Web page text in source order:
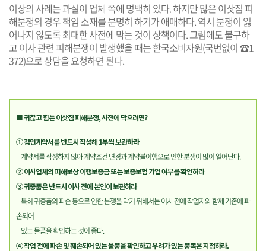
이상의 사례는 과실이 업체 쪽에 명백히 있다. 하지만 많은 이삿짐 피
해분쟁의 경우 책임 소재를 분명히 하기가 애매하다. 역시 분쟁이 잃
어나지 않도록 최대한 사전에 막는 것이 상책이다. 그럼에도 불구하
고 이사 관련 피해분쟁이 발생했을 때는 한국소비자원(국번없이 ☎1
372)으로 상담을 요청하면 된다.
■ 귀찮고 힘든 이삿짐 피해분쟁, 사전에 막으려면?
① 검인계약서를 반드시 작성해 1부씩 보관하라
계약서를 작성하지 않아 계약조건 변경과 계약불이행으로 인한 분쟁이 많이 일어난다.
② 이사업체의 피해보상 이행보증금 또는 보증보험 가입 여부를 확인하라
③ 귀중품은 반드시 이사 전에 본인이 보관하라
특히 귀중품의 파손 등으로 인한 분쟁을 막기 위해서는 이사 전에 작업자와 함께 기존에 파
손되어
있는 물품을 확인하는 것이 좋다.
④ 작업 전에 파손 및 훼손되어 있는 물품을 확인하고 우려가 있는 품목은 지정하라.